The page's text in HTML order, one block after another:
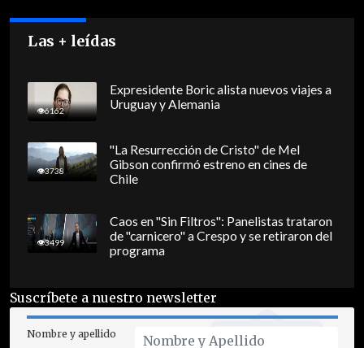
Las + leídas
6162
Expresidente Boric alista nuevos viajes a
Uruguay y Alemania
3738
"La Resurrección de Cristo" de Mel
Gibson confirmó estreno en cines de
Chile
3499
Caos en "Sin Filtros": Panelistas trataron
de "carnicero" a Crespo y se retiraron del
programa
Suscríbete a nuestro newsletter
Nombre y apellido